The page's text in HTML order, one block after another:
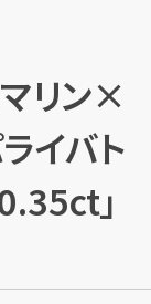
リン×
イバト
」